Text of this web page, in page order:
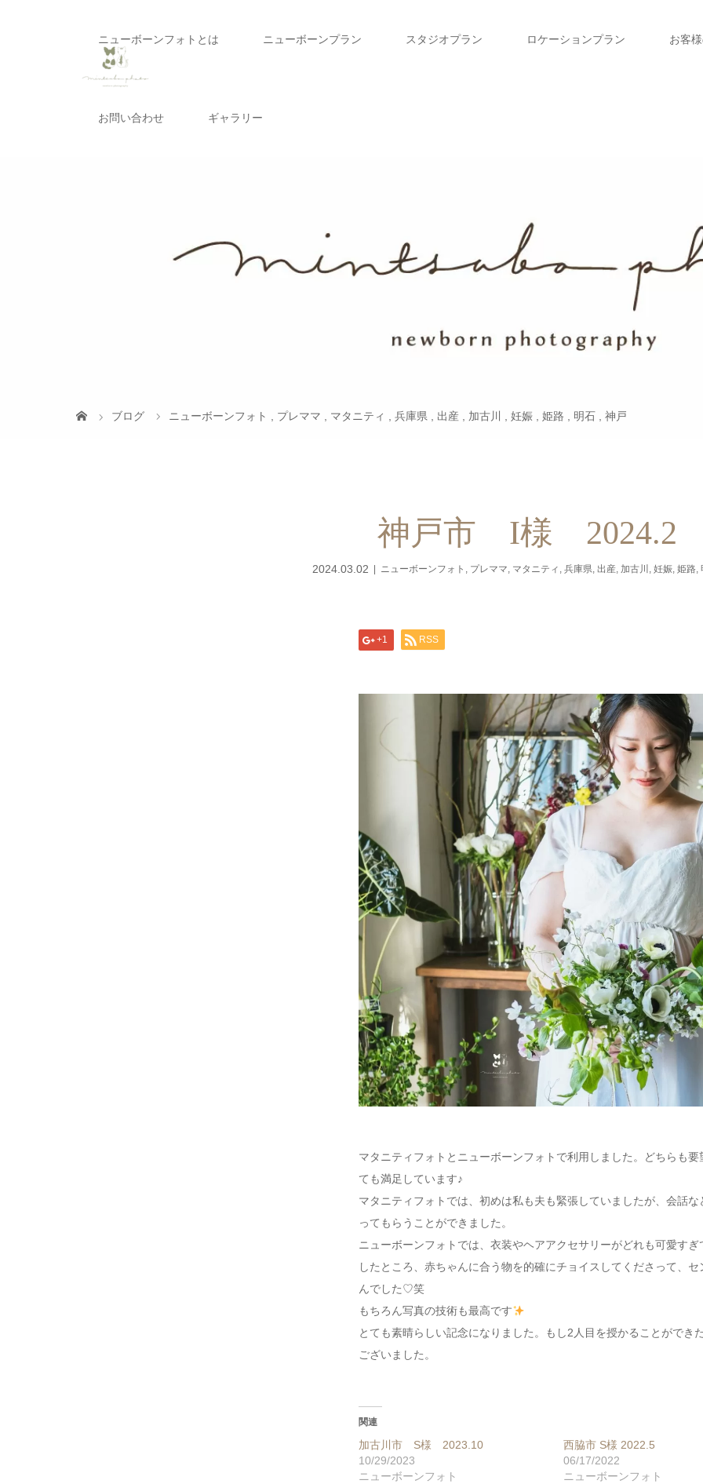
ニューボーンフォトとは ニューボーンプラン スタジオプラン ロケーションプラン お客
お問い合わせ ギャラリー
ブログ ニューボーンフォト プレママ マタニティ 兵庫県 出産 加古川 妊娠 姫路 明石 神戸
神戸市 I様 2024.2
2024.03.02 ニューボーンフォト , プレママ, マタニティ , 兵庫県, 出産, 加古川 , 妊娠, 姫路,
+1 RSS
マタニティフォトとニューボーンフォトで利用しました。どちらも
ても満足しています♪
マタニティフォトでは、初めは私も夫も緊張していましたが、会話
ってもらうことができました。
ニューボーンフォトでは、衣装やヘアアクセサリーがどれも可愛す
したところ、赤ちゃんに合う物を的確にチョイスしてくださって、
んでした♡笑
もちろん写真の技術も最高です
とても素晴らしい記念になりました。もし2人目を授かることができ
ございました。
関連
加古川市 S様 2023.10
10/29/2023
ニューボーンフォト
西脇市 S様 2022.5
06/17/2022
ニューボーンフォト